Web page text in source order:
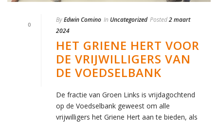
0
ByEdwin Comino In Uncategorized Posted2 maart
2024
HET GRIENE HERT VOOR
DE VRIJWILLIGERS VAN
DE VOEDSELBANK
De fractie van Groen Links is vrijdagochtend
op de Voedselbank geweest om alle
vrijwilligers het Griene Hert aan te bieden, als